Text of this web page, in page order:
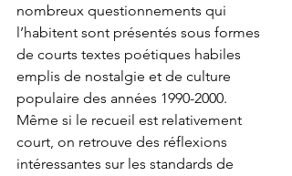
nombreux questionnements qui
l’habitent sont présentés sous formes
de courts textes poétiques habiles
emplis de nostalgie et de culture
populaire des années 1990-2000.
Même si le recueil est relativement
court, on retrouve des réflexions
intéressantes sur les standards de